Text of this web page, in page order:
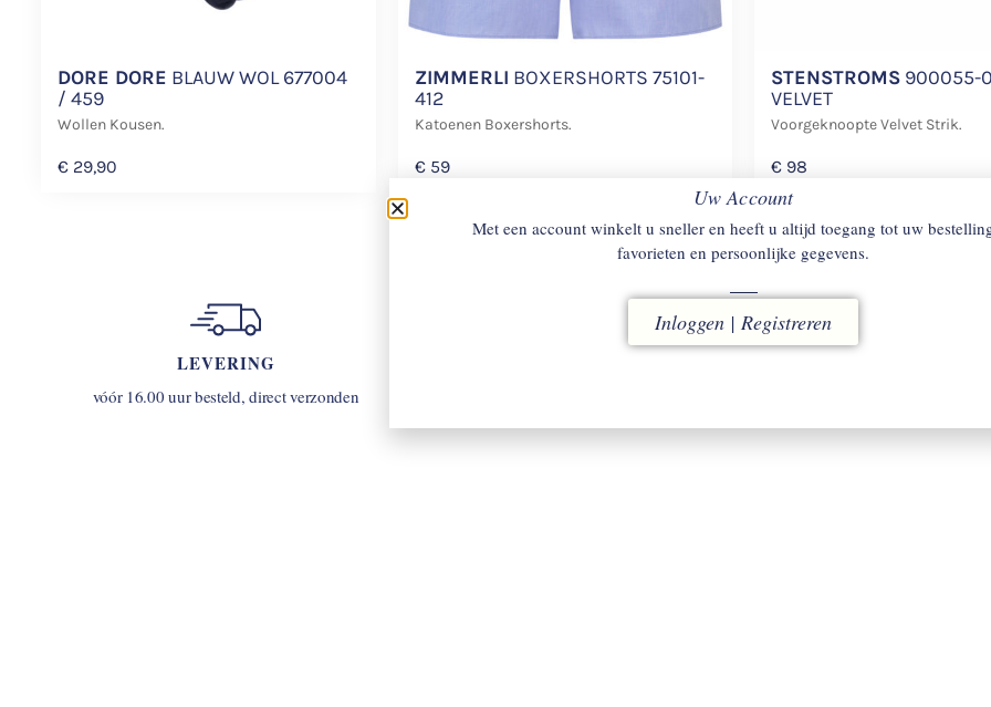
DORE DORE BLAUW WOL 677004
/ 459
Wollen Kousen.
€ 29,90
ZIMMERLI BOXERSHORTS 75101-
412
Katoenen Boxershorts.
€59
STENSTROMS 900055-
VELVET
Voorgeknoopte Velvet Strik.
€ 98
LEVERING
vóór 16.00 uur besteld, direct verzonden
ACCOUNT
Uw Account
Met een account winkelt u sneller en heeft u altijd toegang tot uw
favorieten en persoonlijke gegevens.
Inloggen | Registreren